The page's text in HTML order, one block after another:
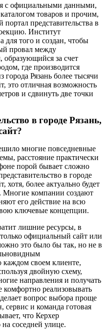
с официальными данными,
товаров и прочим,
представительства в
Институт
для того и создан, чтобы
провал между
образующийся за счет
где производится
города Рязань более тысячи
это отличная возможность
и сдвинуть две точки
в городе Рязань,
многие повседневные
расстояние практически
порой бывает сложно
в городе
хотя, более актуально будет
Многие компании создают
его действие на всю
ключевые концепции.
лишние ресурсы, в
официальный сайт или
это было бы так, но не в
своем клиенте,
двойную схему,
направления и получать
комфортно реализовывать
вопрос выбора проще
сервис и команда готовая
что Керхер
соседней улице.